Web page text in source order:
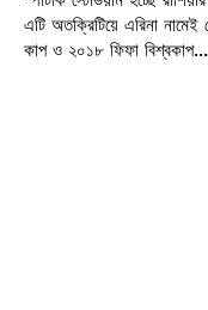
এটি অতক্রিটিয়ে এরিনা
কাপ ও ২০১৮ ফিফা বিশ্বকাপ...